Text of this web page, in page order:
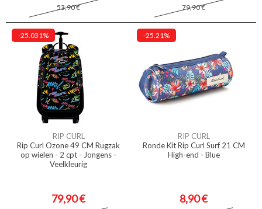
53,90 € 79,90 €
-25.031%
RIP CURL
Rip Curl Ozone 49 CM Rugzak
op wielen - 2 cpt - Jongens -
Veelkleurig
79,90 €
-25.21%
RIP CURL
Ronde Kit Rip Curl Surf 21 CM
High-end - Blue
8,90 €